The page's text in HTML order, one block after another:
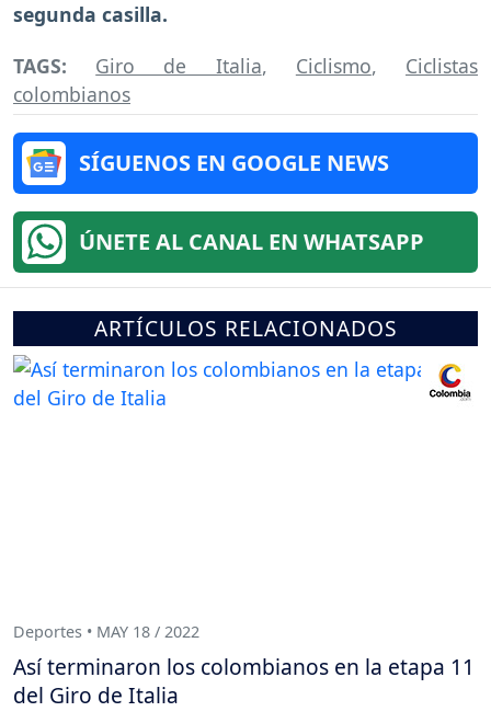
segunda casilla.
TAGS: Giro de Italia, Ciclismo, Ciclistas
colombianos
SÍGUENOS EN GOOGLE NEWS
ÚNETE AL CANAL EN WHATSAPP
ARTÍCULOS RELACIONADOS
Deportes • MAY 18 / 2022
Así terminaron los colombianos en la etapa 11
del Giro de Italia